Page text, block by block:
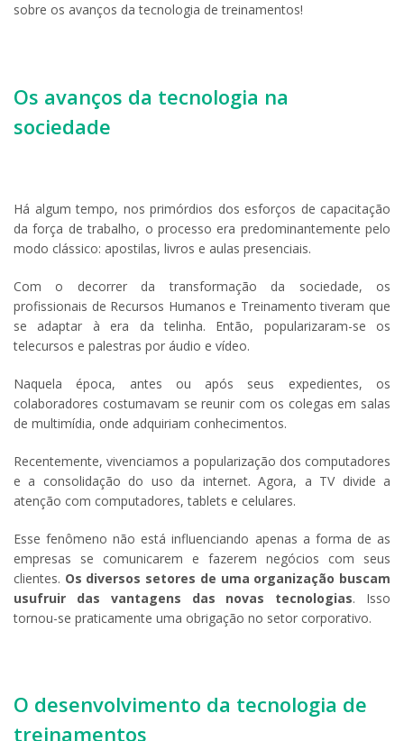
sobre os avanços da tecnologia de treinamentos!
Os avanços da tecnologia na
sociedade
Há algum tempo, nos primórdios dos esforços de capacitação
da força de trabalho, o processo era predominantemente pelo
modo clássico: apostilas, livros e aulas presenciais.
Com o decorrer da transformação da sociedade, os
profissionais de Recursos Humanos e Treinamento tiveram que
se adaptar à era da telinha. Então, popularizaram-se os
telecursos e palestras por áudio e vídeo.
Naquela época, antes ou após seus expedientes, os
colaboradores costumavam se reunir com os colegas em salas
de multimídia, onde adquiriam conhecimentos.
Recentemente, vivenciamos a popularização dos computadores
e a consolidação do uso da internet. Agora, a TV divide a
atenção com computadores, tablets e celulares.
Esse fenômeno não está influenciando apenas a forma de as
empresas se comunicarem e fazerem negócios com seus
clientes. Os diversos setores de uma organização buscam
usufruir das vantagens das novas tecnologias. Isso
tornou-se praticamente uma obrigação no setor corporativo.
O desenvolvimento da tecnologia de
treinamentos